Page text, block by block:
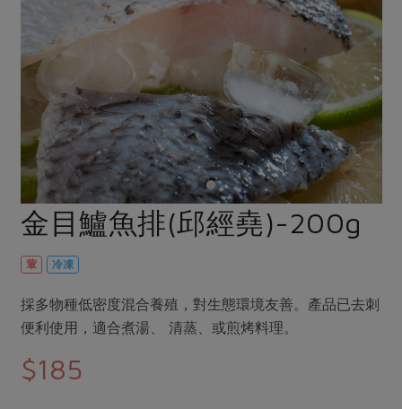
肉品・水產
畜產肉類 水產
水畜加工品
調理食材・點心
調味醬料/南北貨 烘焙
休閒零嘴 沖泡飲品
保健食品
美妝保養 個人清潔
日用品
料理方式
烘焙．點心
醬料
湯品．鍋物
漬物
異國料理
當季產品
傳到心坎裡，誠心又澎派
合作25-經典快閃最後一週
合作25-精選產品第四彈
更多當季產品
議題活動
主婦聯盟X樂齡網特約優惠案
30%rPET紅烏龍茶
2024農業發展計畫年度報告
更多議題活動
廚房瑜伽
關注議題
減硝酸鹽 惜食
非基改運動 支持本土農糧
廢核運動 能源議題
減添加物 減塑減廢
公益金
更多議題
員工與求才
產品檢驗
自主把關
檢驗報告
硝酸鹽檢驗
社員權益
社務專區
選舉專區
金目鱸魚排(邱經堯)-200g
葷 冷凍
採多物種低密度混合養殖，對生態環境友善。產品已去刺
便利使用，適合煮湯、 清蒸、或煎烤料理。
$185